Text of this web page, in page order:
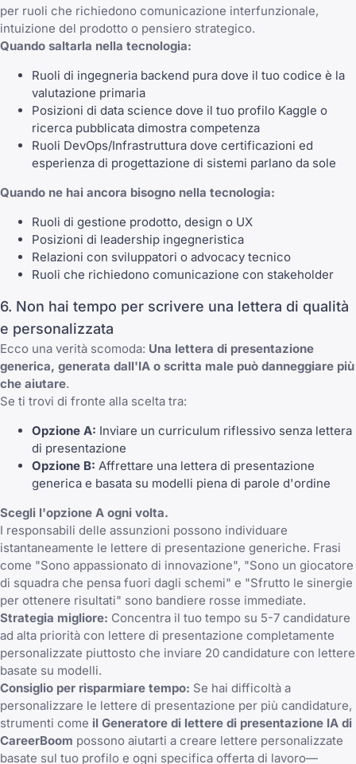
per ruoli che richiedono comunicazione interfunzionale,
intuizione del prodotto o pensiero strategico.
Quando saltarla nella tecnologia:
Ruoli di ingegneria backend pura dove il tuo codice è la
valutazione primaria
Posizioni di data science dove il tuo profilo Kaggle o
ricerca pubblicata dimostra competenza
Ruoli DevOps/Infrastruttura dove certificazioni ed
esperienza di progettazione di sistemi parlano da sole
Quando ne hai ancora bisogno nella tecnologia:
Ruoli di gestione prodotto, design o UX
Posizioni di leadership ingegneristica
Relazioni con sviluppatori o advocacy tecnico
Ruoli che richiedono comunicazione con stakeholder
6. Non hai tempo per scrivere una lettera di qualità
e personalizzata
Ecco una verità scomoda: Una lettera di presentazione
generica, generata dall'IA o scritta male può danneggiare più
che aiutare.
Se ti trovi di fronte alla scelta tra:
Opzione A: Inviare un curriculum riflessivo senza lettera
di presentazione
Opzione B: Affrettare una lettera di presentazione
generica e basata su modelli piena di parole d'ordine
Scegli l'opzione A ogni volta.
I responsabili delle assunzioni possono individuare
istantaneamente le lettere di presentazione generiche. Frasi
come "Sono appassionato di innovazione", "Sono un giocatore
di squadra che pensa fuori dagli schemi" e "Sfrutto le sinergie
per ottenere risultati" sono bandiere rosse immediate.
Strategia migliore: Concentra il tuo tempo su 5-7 candidature
ad alta priorità con lettere di presentazione completamente
personalizzate piuttosto che inviare 20 candidature con lettere
basate su modelli.
Consiglio per risparmiare tempo: Se hai difficoltà a
personalizzare le lettere di presentazione per più candidature,
strumenti come il Generatore di lettere di presentazione IA di
CareerBoom possono aiutarti a creare lettere personalizzate
basate sul tuo profilo e ogni specifica offerta di lavoro—